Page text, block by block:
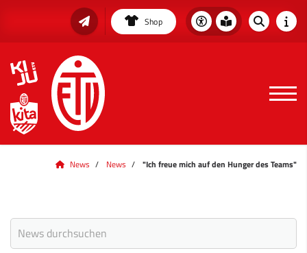
Shop
News News "Ich freue mich auf den Hunger des Teams"